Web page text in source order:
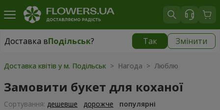
Доставка вПодільськ? Так Змінити
Доставка вПодільськ|
Доставка квітів у м. Подільськ > Нагода > Люблю
Замовити букет для коханої
Сортування: дешевше дорожче популярні